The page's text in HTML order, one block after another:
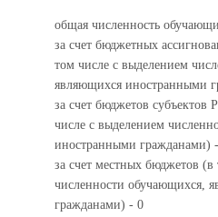
общая численность
за счет бюджетных
том числе с выделением
являющихся иностранными
за счет бюджетов субъектов
числе с выделением
иностранными гражданами)
за счет местных бюджетов
численности обучающихся,
гражданами) - 0